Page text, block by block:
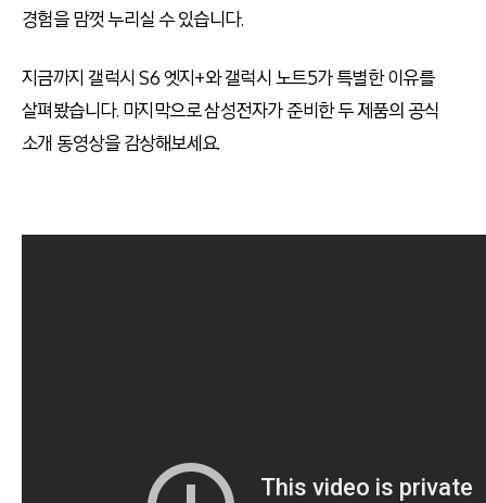
경험을 맘껏 누리실 수 있습니다.
지금까지 갤럭시 S6 엣지+와 갤럭시 노트5가 특별한 이유를
살펴봤습니다. 마지막으로 삼성전자가 준비한 두 제품의 공식
소개 동영상을 감상해보세요.